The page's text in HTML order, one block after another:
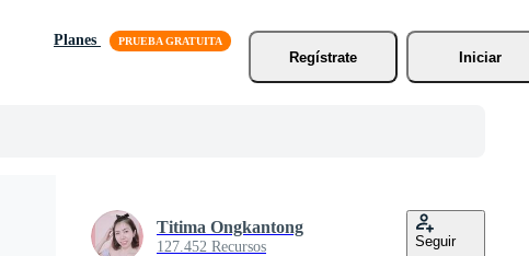
Planes
Regístrate
Iniciar
Titima Ongkantong
127.452 Recursos Seguir